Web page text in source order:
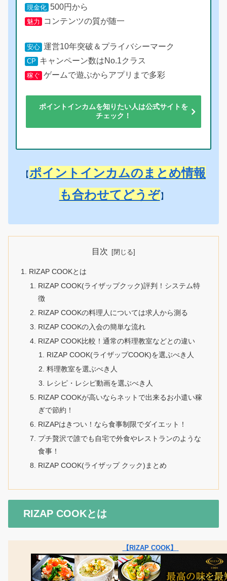
現金化 500円から
魅力 コンテンツの質が随一
安心 運営10年突破＆プライバシーマーク
CP キャンペーン数はNo.1クラス
稼ぐ ゲームで遊ぶからアプリまで多彩
ポイントインカムを知りたい人は公式サイトを
チェック！
【ポイントインカムのまとめ情報
も合わせてどうぞ 】
目次
RIZAP COOKとは
RIZAP COOK(ライザップクック)評判！システム特
徴
RIZAP COOKの料理人については求人から測る
RIZAP COOKの入会の簡単な流れ
RIZAP COOK比較！通常の料理教室などとの違い
RIZAP COOK(ライザップCOOK)を選ぶべき人
料理教室を選ぶべき人
レシピ・レシピ動画を選ぶべき人
RIZAP COOKが高いならネットで出来るお小遣い稼
ぎで節約！
RIZAPはきつい！なら食事制限でダイエット！
プチ贅沢で誰でも自宅で外食やレストランのような
食事！
RIZAP COOK(ライザップ クック)まとめ
RIZAP COOKとは
【RIZAP COOK】